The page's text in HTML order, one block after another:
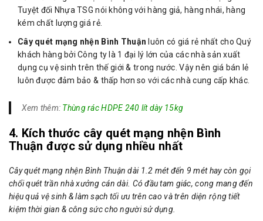
Tuyệt đối Nhựa TSG nói không với hàng giả, hàng nhái, hàng
kém chất lượng giá rẻ.
Cây quét mạng nhện Bình Thuận luôn có giá rẻ nhất cho Quý
khách hàng bởi Công ty là 1 đại lý lớn của các nhà sản xuất
dụng cụ vệ sinh trên thế giới & trong nước. Vậy nên giá bán lẻ
luôn được đảm bảo & thấp hơn so với các nhà cung cấp khác.
Xem thêm: Thùng rác HDPE 240 lít dày 15kg
4. Kích thước cây quét mạng nhện Bình
Thuận được sử dụng nhiều nhất
Cây quét mạng nhện Bình Thuận dài 1.2 mét đến 9 mét hay còn gọi
chổi quét trần nhà xưởng cán dài. Có đầu tam giác, cong mang đến
hiệu quả vệ sinh & làm sạch tối ưu trên cao và trên diện rộng tiết
kiệm thời gian & công sức cho người sử dụng.